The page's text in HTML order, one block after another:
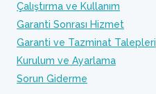
Çalıştırma ve Kullanım
Garanti Sonrası Hizmet
Garanti ve Tazminat Talepleri
Kurulum ve Ayarlama
Sorun Giderme